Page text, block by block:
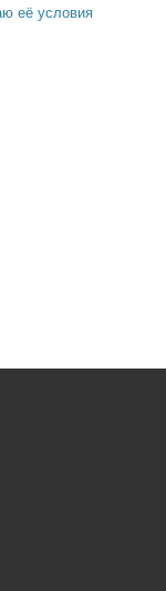
её условия